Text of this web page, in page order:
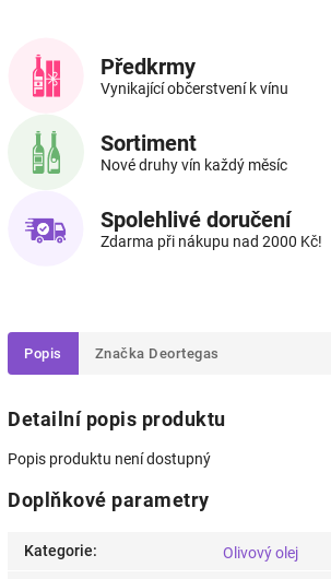
Předkrmy
Vynikající občerstvení k vínu
Sortiment
Nové druhy vín každý měsíc
Spolehlivé doručení
Zdarma při nákupu nad 2000 Kč!
Popis Značka Deortegas
Detailní popis produktu
Popis produktu není dostupný
Doplňkové parametry
Kategorie: Olivový olej